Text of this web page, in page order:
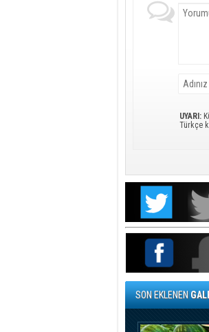
UYARI:
Türkçe
SON EKLENEN